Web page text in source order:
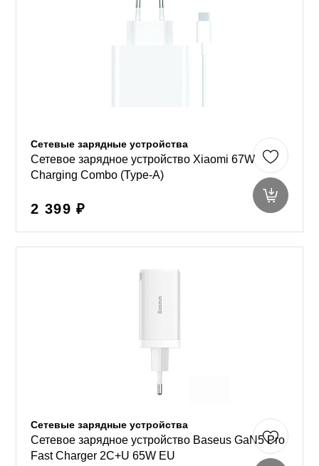
Сетевые зарядные устройства
Сетевое зарядное устройство Xiaomi 67W
Charging Combo (Type-A)
2 399 ₽
Сетевые зарядные устройства
Сетевое зарядное устройство Baseus GaN5 Pro
Fast Charger 2C+U 65W EU